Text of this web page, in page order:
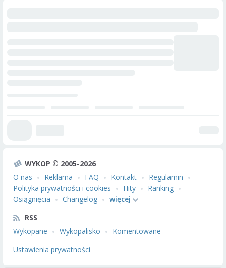
WYKOP © 2005-2026
O nas
Reklama FAQ Kontakt
Regulamin
Polityka prywatności i cookies
Hity
Ranking
Osiągnięcia
Changelog
więcej
RSS
Wykopane
Wykopalisko
Komentowane
Ustawienia prywatności